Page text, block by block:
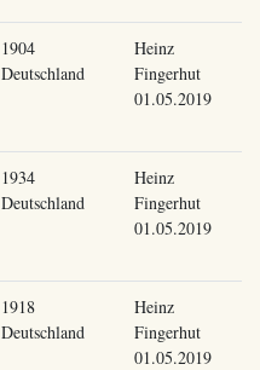
1904
Deutschland
Heinz
Fingerhut
01.05.2019
1934
Deutschland
Heinz
Fingerhut
01.05.2019
1918
Deutschland
Heinz
Fingerhut
01.05.2019